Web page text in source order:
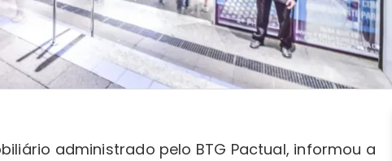
administrado pelo BTG Pactual, informou a